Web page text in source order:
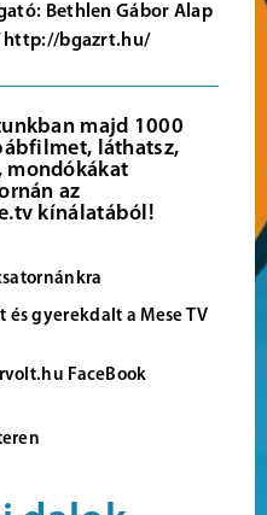
Bethlen Gábor Alap
http://bgazrt.hu/
majd 1000
láthatsz,
mondókákat
az
kínálatából!
és gyerekdalt a Mese TV
FaceBook